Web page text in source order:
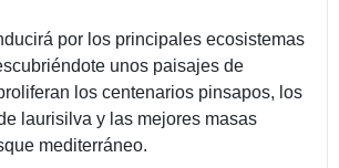
por los principales ecosistemas
unos paisajes de
los centenarios pinsapos, los
laurisilva y las mejores masas
mediterráneo.